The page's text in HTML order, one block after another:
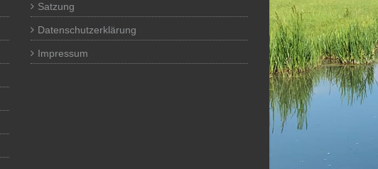
Satzung
Datenschutzerklärung
Impressum